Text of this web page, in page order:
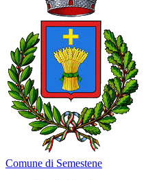
Comune di Semestene